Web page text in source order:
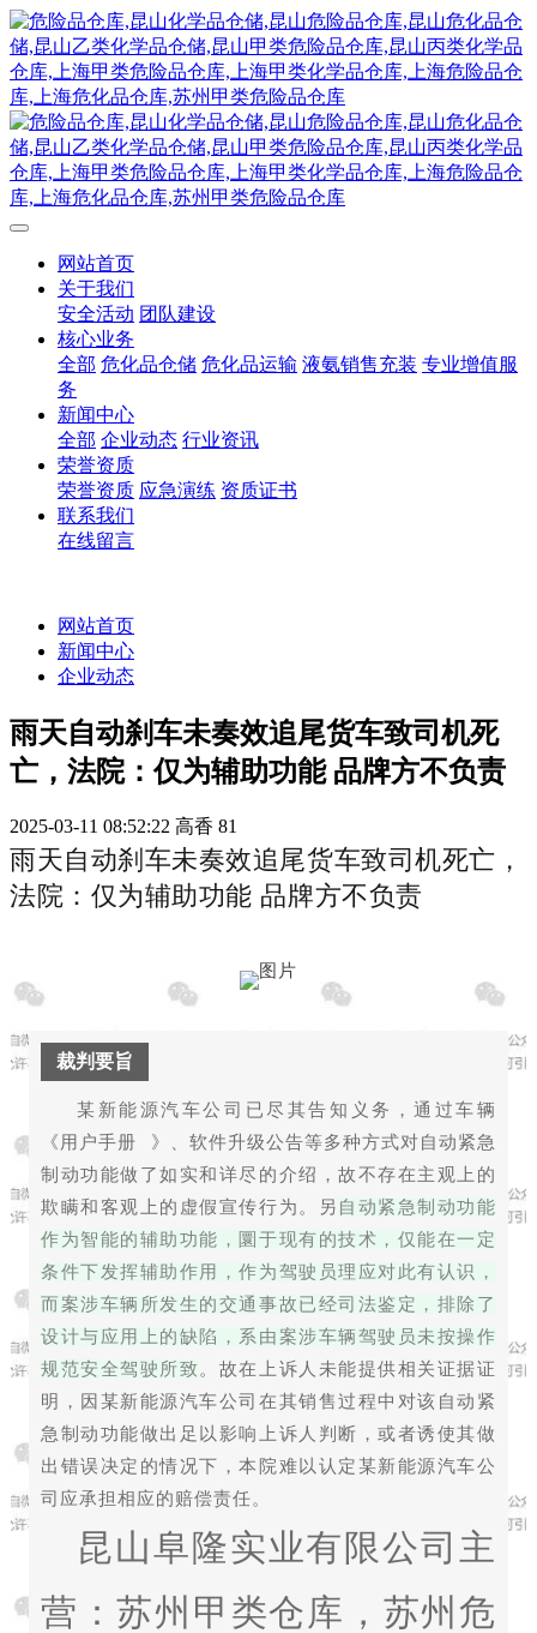
网站首页
关于我们
安全活动 团队建设
核心业务
全部 危化品仓储 危化品运输 液氨销售充装 专业增值服
务
新闻中心
全部 企业动态 行业资讯
荣誉资质
荣誉资质 应急演练 资质证书
联系我们
在线留言
网站首页
新闻中心
企业动态
雨天自动刹车未奏效追尾货车致司机死
亡，法院：仅为辅助功能 品牌方不负责
2025-03-11 08:52:22 高香 81
雨天自动刹车未奏效追尾货车致司机死亡，
法院：仅为辅助功能 品牌方不负责
裁判要旨
某新能源汽车公司已尽其告知义务，通过车辆
《 用户手册
》、软件升级公告等多种方式对自动紧急
制动功能做了如实和详尽的介绍，故不存在主观上的
欺瞒和客观上的虚假宣传行为。另 自动紧急制动功能
作为智能的辅助功能，圜于现有的技术，仅能在一定
条件下发挥辅助作用，作为驾驶员理应对此有认识，
而案涉车辆所发生的交通事故已经司法鉴定，排除了
设计与应用上的缺陷，系由案涉车辆驾驶员未按操作
规范安全驾驶所致。故在上诉人未能提供相关证据证
明，因某新能源汽车公司在其销售过程中对该自动紧
急制动功能做出足以影响上诉人判断，或者诱使其做
出错误决定的情况下，本院难以认定某新能源汽车公
司应承担相应的赔偿责任。
昆山阜隆实业有限公司主
营：苏州甲类仓库，苏州危